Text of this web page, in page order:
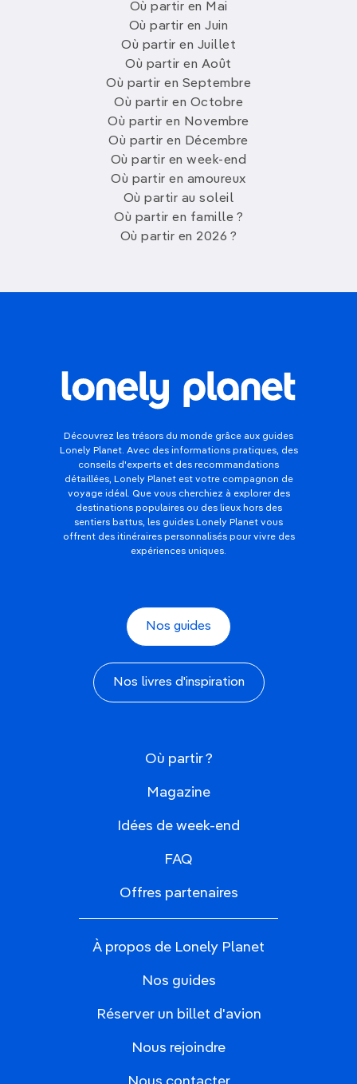
Où partir en Mai
Où partir en Juin
Où partir en Juillet
Où partir en Août
Où partir en Septembre
Où partir en Octobre
Où partir en Novembre
Où partir en Décembre
Où partir en week-end
Où partir en amoureux
Où partir au soleil
Où partir en famille ?
Où partir en 2026 ?
Découvrez les trésors du monde grâce aux guides
Lonely Planet. Avec des informations pratiques, des
conseils d'experts et des recommandations
détaillées, Lonely Planet est votre compagnon de
voyage idéal. Que vous cherchiez à explorer des
destinations populaires ou des lieux hors des
sentiers battus, les guides Lonely Planet vous
offrent des itinéraires personnalisés pour vivre des
expériences uniques.
Nos guides
Nos livres d'inspiration
Où partir ?
Magazine
Idées de week-end
FAQ
Offres partenaires
À propos de Lonely Planet
Nos guides
Réserver un billet d'avion
Nous rejoindre